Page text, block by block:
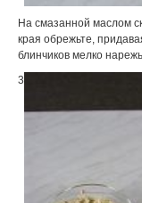
На смазанной маслом
края обрежьте,
блинчиков мелко
3